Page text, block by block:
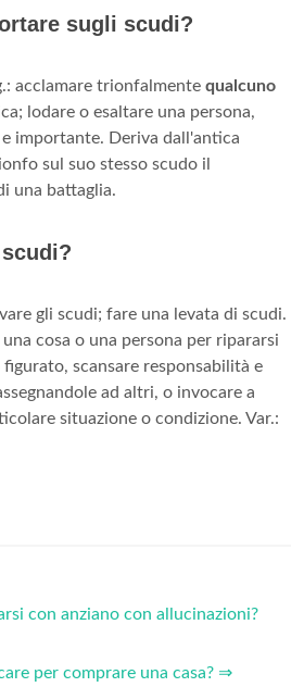
sugli scudi?
acclamare trionfalmente qualcuno
lodare o esaltare una persona,
importante. Deriva dall'antica
sul suo stesso scudo il
una battaglia.
gli scudi; fare una levata di scudi.
cosa o una persona per ripararsi
scansare responsabilità e
ad altri, o invocare a
situazione o condizione. Var.:
con anziano con allucinazioni?
per comprare una casa? ⇒